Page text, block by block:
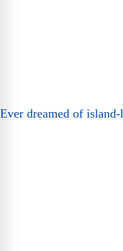
Ever dreamed of